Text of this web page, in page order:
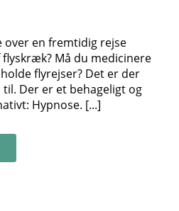
over en fremtidig rejse
Må du medicinere
flyrejser? Det er der
Der er et behageligt og
Hypnose. [...]